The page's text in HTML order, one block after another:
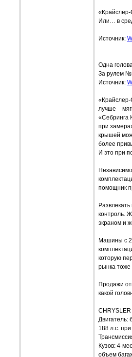
«Крайслер-
Или… в
Источник:
Одна
За рулем
Источник:
«Крайслер-
лучше –
«Себринга
при
крышей
более
И это при
помощник
контроль.
экраном и
Машины с
которую
рынка тоже
Продажи
какой
CHRYSLER
Двигатель:
188 л.с.
Кузов: 4-
объем